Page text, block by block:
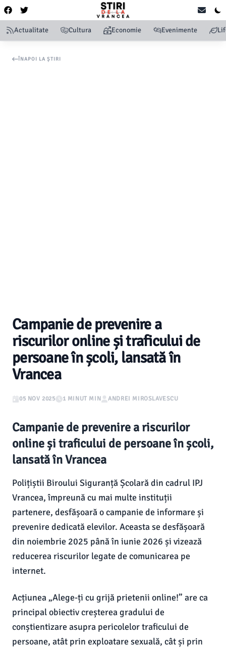
Actualitate Cultura Economie Evenimente
ÎNAPOI LA ȘTIRI
Campanie de prevenire a
riscurilor online și traficului de
persoane în școli, lansată în
Vrancea
05 NOV 2025 1 MINUT MIN ANDREI MIROSLAVESCU
Campanie de prevenire a riscurilor
online și traficului de persoane în școli,
lansată în Vrancea
Polițiștii Biroului Siguranță Școlară din cadrul IPJ
Vrancea, împreună cu mai multe instituții
partenere, desfășoară o campanie de informare și
prevenire dedicată elevilor. Aceasta se desfășoară
din noiembrie 2025 până în iunie 2026 și vizează
reducerea riscurilor legate de comunicarea pe
internet.
Acțiunea „Alege-ți cu grijă prietenii online!” are ca
principal obiectiv creșterea gradului de
conștientizare asupra pericolelor traficului de
persoane, atât prin exploatare sexuală, cât și prin